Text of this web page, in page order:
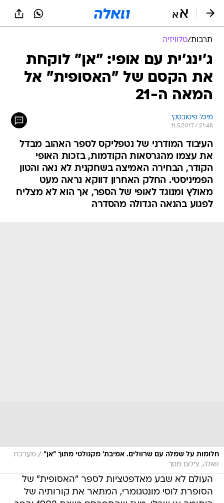
תרבות/טלוויזיה
ג'ינג'ית עם אופי: "אן" לוקחת
את הקסם של "האסופית" אל
המאה ה-21
מיכל פיטובסקי
11.5.2017 / 21:48
העיבוד המודרני של נטפליקס לספר האהוב מבדל
את עצמו מהגרסאות הקודמות, בזכות האופי
הקודר, הבחירה האמיצה בשחקנית לא נאה והטון
הפמיניסטי. החלק האחרון דווקא נראה מעט
מאולץ ומנוגד לאופי של הספר, אך הוא לא מצליח
לפגוע בהנאה הגדולה מהסדרה
חלומות על שמלה עם שרוולים. אמיבת' מקנולטי מתוך "אן" / מערכת
וואלה, צילום מסך
העולם לא שבע מאדפטציות לספר "האסופית" של
הסופרת לוסי מונטגומרי, המתאר את קורותיה של